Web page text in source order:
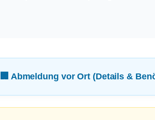
🏢 Abmeldung vor Ort (Details &